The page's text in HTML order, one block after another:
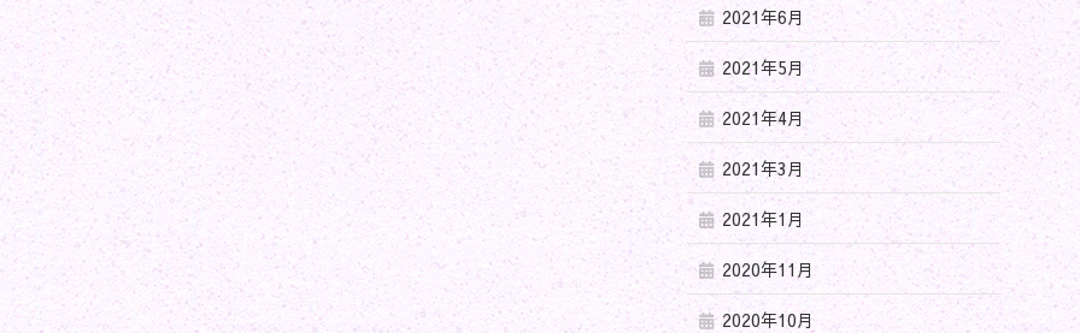
2021年6月
2021年5月
2021年4月
2021年3月
2021年1月
2020年11月
2020年10月